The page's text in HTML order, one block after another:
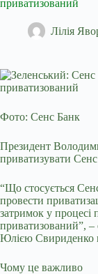
приватизований
Лілія
Фото: Сенс Банк
Президент
приватизувати
“Що стосується
провести
затримок у процесі
приватизований”, –
Юлією Свириденко
Чому це важливо